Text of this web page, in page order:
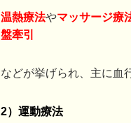
温熱療法やマッサージ療
盤牽引
などが挙げられ、主に血
2）運動療法